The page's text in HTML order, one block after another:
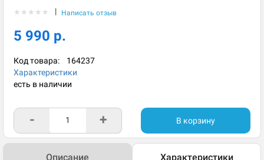
★ ★ ★ ★ ★ | Написать отзыв
5 990 р.
Код товара: 164237
Характеристики
есть в наличии
- + В корзину
Описание Характеристики